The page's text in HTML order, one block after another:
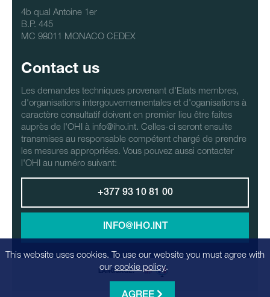
4b qual Antoine 1er
B.P. 445
MC 98011 MONACO CEDEX
Contact us
Les demandes techniques provenant d'Etats membres,
d'organisations intergouvernementales et d'oganisations à
caractère consultatif doivent en premier lieu être faites
auprès de l'OHI à info@iho.int. Celles-ci seront ensuite
transmises au responsable compétent chargé de prendre
les mesures appropriées. Vous pouvez aussi contacter
l'OHI au numéro suivant:
+377 93 10 81 00
INFO@IHO.INT
LANGUAGE:
This website uses cookies. To use our website you must agree with
our cookie policy.